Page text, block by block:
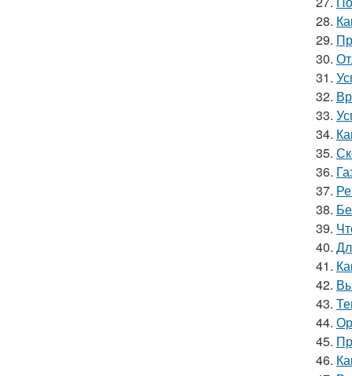
28.
29.
30.
31.
32.
33.
34.
35.
36.
37.
38.
39.
40.
41.
42.
43.
44.
45.
46.